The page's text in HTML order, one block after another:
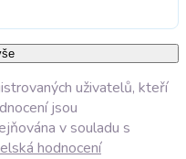
uživatelů, kteří
jsou
v souladu s
hodnocení